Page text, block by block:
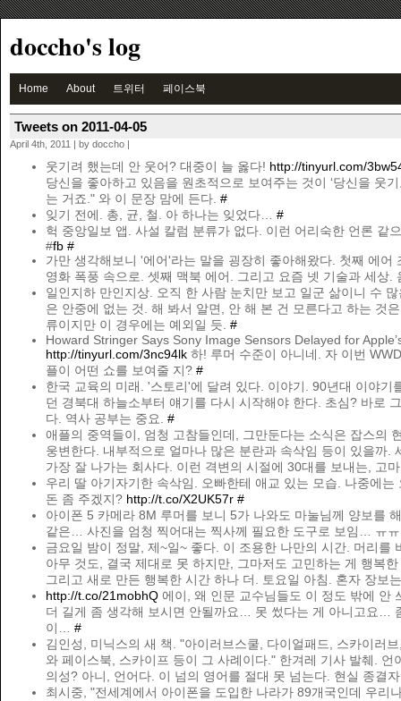
doccho's log
Home About 트위터 페이스북
Tweets on 2011-04-05
April 4th, 2011 | by doccho |
웃기려 했는데 안 웃어? 대중이 늘 옳다! http://tinyurl.com/
당신을 좋아하고 있음을 원초적으로 보여주는 것이 ‘당신을 웃기
는 거죠." 와 이 문장 맘에 든다. #
잊기 전에. 총, 균, 철. 아 하나는 잊었다… #
헉 중앙일보 앱. 사설 칼럼 분류가 없다. 이런 어리숙한 언론 같
#fb #
가만 생각해보니 '에어'라는 말을 굉장히 좋아해왔다. 첫째 에어
영화 폭풍 속으로. 셋째 맥북 에어. 그리고 요즘 넷 기술과 세상.
일인지하 만인지상. 오직 한 사람 눈치만 보고 일군 삶이니 수
은 안중에 없는 것. 해 봐서 알면, 안 해 본 건 모른다고 하는 것
류이지만 이 경우에는 예외일 듯. #
Howard Stringer Says Sony Image Sensors Delayed for
http://tinyurl.com/3nc94lk 하! 루머 수준이 아니네. 자 이번
플이 어떤 쇼를 보여줄 지? #
한국 교육의 미래. '스토리'에 달려 있다. 이야기. 90년대 이야기
던 경북대 하늘소부터 얘기를 다시 시작해야 한다. 초심? 바로
다. 역사 공부는 중요. #
애플의 중역들이, 엄청 고참들인데, 그만둔다는 소식은 잡스의
웅변한다. 내부적으로 얼마나 많은 분란과 속삭임 등이 있을까.
가장 잘 나가는 회사다. 이런 격변의 시절에 30대를 보내는, 고
우리 딸 아기자기한 속삭임. 오빠한테 애교 있는 모습. 나중에는
돈 좀 주겠지? http://t.co/X2UK57r #
아이폰 5 카메라 8M 루머를 보니 5가 나와도 마눌님께 양보를
같은… 사진을 엄청 찍어대는 찍사께 필요한 도구로 보임… ㅠ
금요일 밤이 정말, 제~일~ 좋다. 이 조용한 나만의 시간. 머리를
아무 것도, 결국 제대로 못 하지만, 그마저도 고민하는 게 행복
그리고 새로 만든 행복한 시간 하나 더. 토요일 아침. 혼자 장보
http://t.co/21mobhQ 에이, 왜 인문 교수님들도 이 정도 밖에 안
더 길게 좀 생각해 보시면 안될까요… 못 썼다는 게 아니고요…
이… #
김인성, 미닉스의 새 책. "아이러브스쿨, 다이얼패드, 스카이러
와 페이스북, 스카이프 등이 그 사례이다." 한겨레 기사 발췌. 언
의성? 아니, 언어다. 이 넘의 영어를 절대 못 넘는다. 현실 종결
최시중, "전세계에서 아이폰을 도입한 나라가 89개국인데 우리